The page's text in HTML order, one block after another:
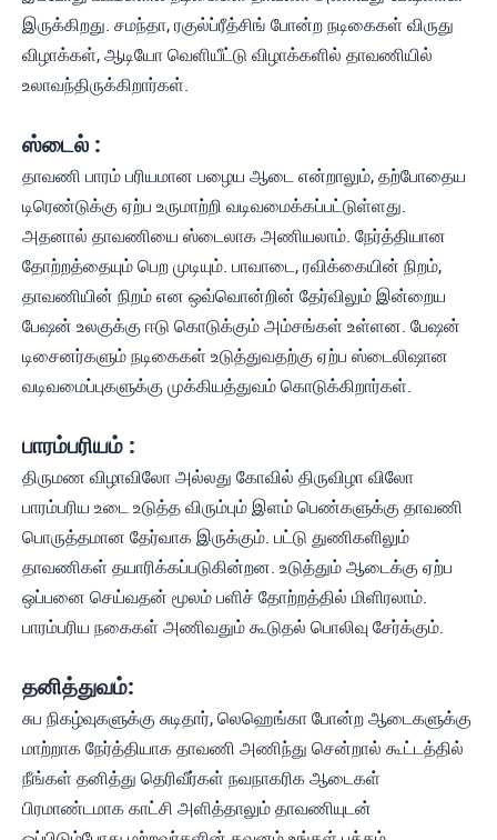
இருக்கிறது. சமந்தா, ரகுல்ப்ரீத்சிங் போன்ற நடிகைகள் விருது
விழாக்கள், ஆடியோ வெளியீட்டு விழாக்களில் தாவணியில்
உலாவந்திருக்கிறார்கள்.
ஸ்டைல் :
தாவணி பாரம் பரியமான பழைய ஆடை என்றாலும், தற்போதைய
டிரெண்டுக்கு ஏற்ப உருமாற்றி வடிவமைக்கப்பட்டுள்ளது.
அதனால் தாவணியை ஸ்டைலாக அணியலாம். நேர்த்தியான
தோற்றத்தையும் பெற முடியும். பாவாடை, ரவிக்கையின் நிறம்,
தாவணியின் நிறம் என ஒவ்வொன்றின் தேர்விலும் இன்றைய
பேஷன் உலகுக்கு ஈடு கொடுக்கும் அம்சங்கள் உள்ளன. பேஷன்
டிசைனர்களும் நடிகைகள் உடுத்துவதற்கு ஏற்ப ஸ்டைலிஷான
வடிவமைப்புகளுக்கு முக்கியத்துவம் கொடுக்கிறார்கள்.
பாரம்பரியம் :
திருமண விழாவிலோ அல்லது கோவில் திருவிழா விலோ
பாரம்பரிய உடை உடுத்த விரும்பும் இளம் பெண்களுக்கு தாவணி
பொருத்தமான தேர்வாக இருக்கும். பட்டு துணிகளிலும்
தாவணிகள் தயாரிக்கப்படுகின்றன. உடுத்தும் ஆடைக்கு ஏற்ப
ஒப்பனை செய்வதன் மூலம் பளிச் தோற்றத்தில் மிளிரலாம்.
பாரம்பரிய நகைகள் அணிவதும் கூடுதல் பொலிவு சேர்க்கும்.
தனித்துவம்:
சுப நிகழ்வுகளுக்கு சுடிதார், லெஹெங்கா போன்ற ஆடைகளுக்கு
மாற்றாக நேர்த்தியாக தாவணி அணிந்து சென்றால் கூட்டத்தில்
நீங்கள் தனித்து தெரிவீர்கள் நவநாகரிக ஆடைகள்
பிரமாண்டமாக காட்சி அளித்தாலும் தாவணியுடன்